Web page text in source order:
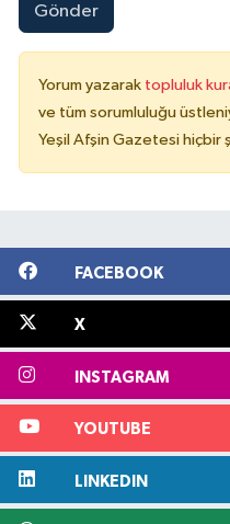
Gönder
Yorum yazarak topluluk
ve tüm sorumluluğu
Yeşil Afşin Gazetesi hiçbir
FACEBOOK
X
INSTAGRAM
YOUTUBE
LINKEDIN